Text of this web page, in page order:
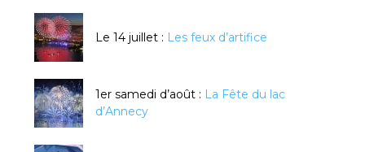
Le 14 juillet : Les feux d’artifice
1er samedi d’août : La Fête du lac
d’Annecy